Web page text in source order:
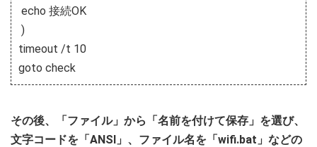
echo 接続OK
)
timeout /t 10
goto check
その後、「ファイル」から「名前を付けて保存」を選び、
文字コードを「ANSI」、ファイル名を「wifi.bat」などの